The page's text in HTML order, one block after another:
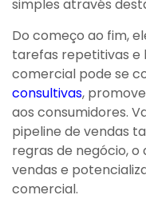
simples através
Do começo ao fim,
tarefas repetitivas e
comercial pode se
consultivas,
aos consumidores.
pipeline de vendas
regras de negócio,
vendas e
comercial.